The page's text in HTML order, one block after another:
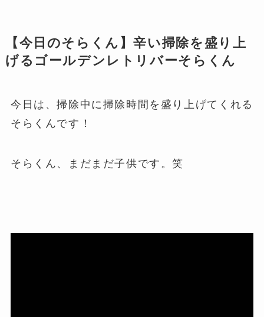
【今日のそらくん】辛い掃除を盛り上
げるゴールデンレトリバーそらくん
今日は、掃除中に掃除時間を盛り上げてくれる
そらくんです！
そらくん、まだまだ子供です。笑